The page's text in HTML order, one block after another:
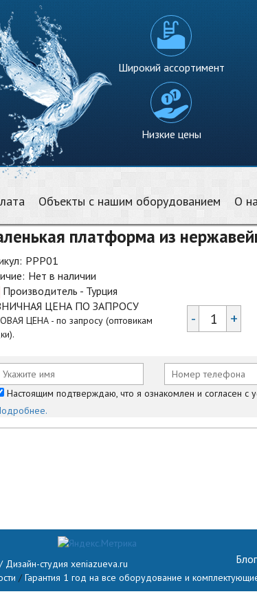
Широкий ассортимент
Низкие цены
Объекты с нашим оборудованием О
платформа из
PPP01
Нет в наличии
Производитель - Турция
ЦЕНА ПО ЗАПРОСУ
ЦЕНА - по запросу (оптовикам
- +
Настоящим подтверждаю, что я ознакомлен и согласен с
/ Дизайн-студия xeniazueva.ru
/Гарантия 1 год на все оборудование и
Блог